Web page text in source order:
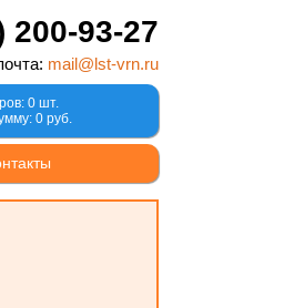
200-93-27
mail@lst-vrn.ru
0 шт.
0 руб.